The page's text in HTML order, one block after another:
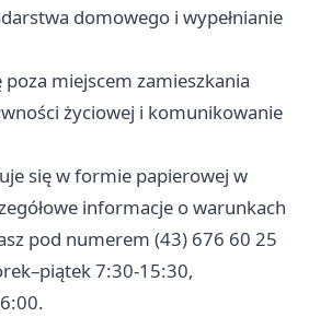
domowego i wypełnianie
poza miejscem zamieszkania
życiowej i komunikowanie
się w formie papierowej w
informacje o warunkach
pod numerem (43) 676 60 25
7:30-15:30,